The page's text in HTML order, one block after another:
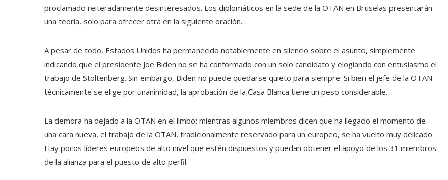
proclamado reiteradamente desinteresados. Los diplomáticos en la sede de la OTAN en Bruselas presentarán
una teoría, solo para ofrecer otra en la siguiente oración.
A pesar de todo, Estados Unidos ha permanecido notablemente en silencio sobre el asunto, simplemente
indicando que el presidente Joe Biden no se ha conformado con un solo candidato y elogiando con entusiasmo el
trabajo de Stoltenberg. Sin embargo, Biden no puede quedarse quieto para siempre. Si bien el jefe de la OTAN
técnicamente se elige por unanimidad, la aprobación de la Casa Blanca tiene un peso considerable.
La demora ha dejado a la OTAN en el limbo: mientras algunos miembros dicen que ha llegado el momento de
una cara nueva, el trabajo de la OTAN, tradicionalmente reservado para un europeo, se ha vuelto muy delicado.
Hay pocos líderes europeos de alto nivel que estén dispuestos y puedan obtener el apoyo de los 31 miembros
de la alianza para el puesto de alto perfil.